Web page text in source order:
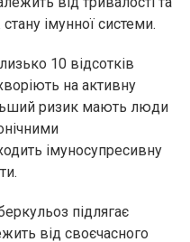
імунної системи.
10 відсотків
на активну
ризик мають люди
імуносупресивну
підлягає
від своєчасного